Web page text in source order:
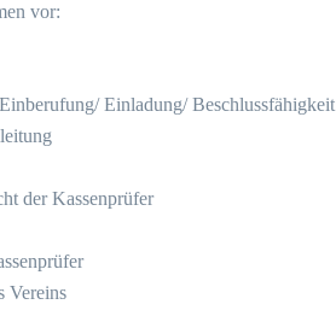
vor:
Einladung/ Beschlussfähigkeit
der Kassenprüfer
Vereins